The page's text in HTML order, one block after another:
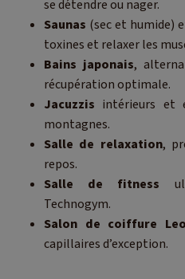
se détendre ou nager.
Saunas (sec et humide)
toxines et relaxer les
Bains japonais,
récupération optimale.
Jacuzzis intérieurs et
montagnes.
Salle de relaxation,
repos.
Salle de fitness
Technogym.
Salon de coiffure
capillaires d’exception.